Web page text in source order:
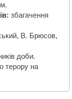
збагачення
В. Брюсов,
доби.
терору на